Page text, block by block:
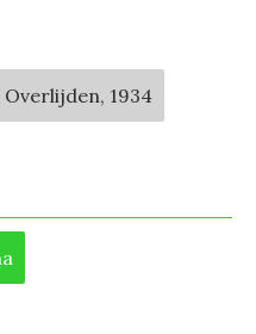
Overlijden, 1934